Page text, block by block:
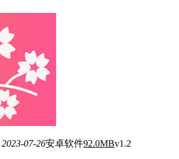
2023-07-26安卓软件92.0MBv1.2